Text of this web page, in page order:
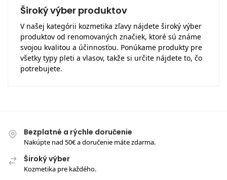
Široký výber produktov
V našej kategórii kozmetika zľavy nájdete široký výber
produktov od renomovaných značiek, ktoré sú známe
svojou kvalitou a účinnosťou. Ponúkame produkty pre
všetky typy pleti a vlasov, takže si určite nájdete to, čo
potrebujete.
Bezplatné a rýchle doručenie
Nakúpte nad 50€ a doručenie máte zdarma.
Široký výber
Kozmetika pre každého.